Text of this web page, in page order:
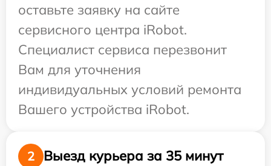
оставьте заявку на сайте
сервисного центра iRobot.
Специалист сервиса перезвонит
Вам для уточнения
индивидуальных условий ремонта
Вашего устройства iRobot.
2
Выезд курьера за 35 минут